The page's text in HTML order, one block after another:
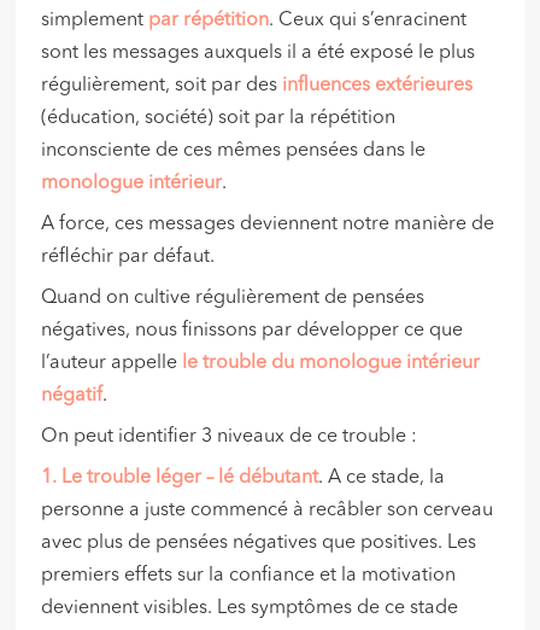
simplement par répétition. Ceux qui s’enracinent
sont les messages auxquels il a été exposé le plus
régulièrement, soit par des influences extérieures
(éducation, société) soit par la répétition
inconsciente de ces mêmes pensées dans le
monologue intérieur.
A force, ces messages deviennent notre manière de
réfléchir par défaut.
Quand on cultive régulièrement de pensées
négatives, nous finissons par développer ce que
l’auteur appelle le trouble du monologue intérieur
négatif.
On peut identifier 3 niveaux de ce trouble :
1. Letrouble léger – lé débutant. A ce stade, la
personne a juste commencé à recâbler son cerveau
avec plus de pensées négatives que positives. Les
premiers effets sur la confiance et la motivation
deviennent visibles. Les symptômes de ce stade